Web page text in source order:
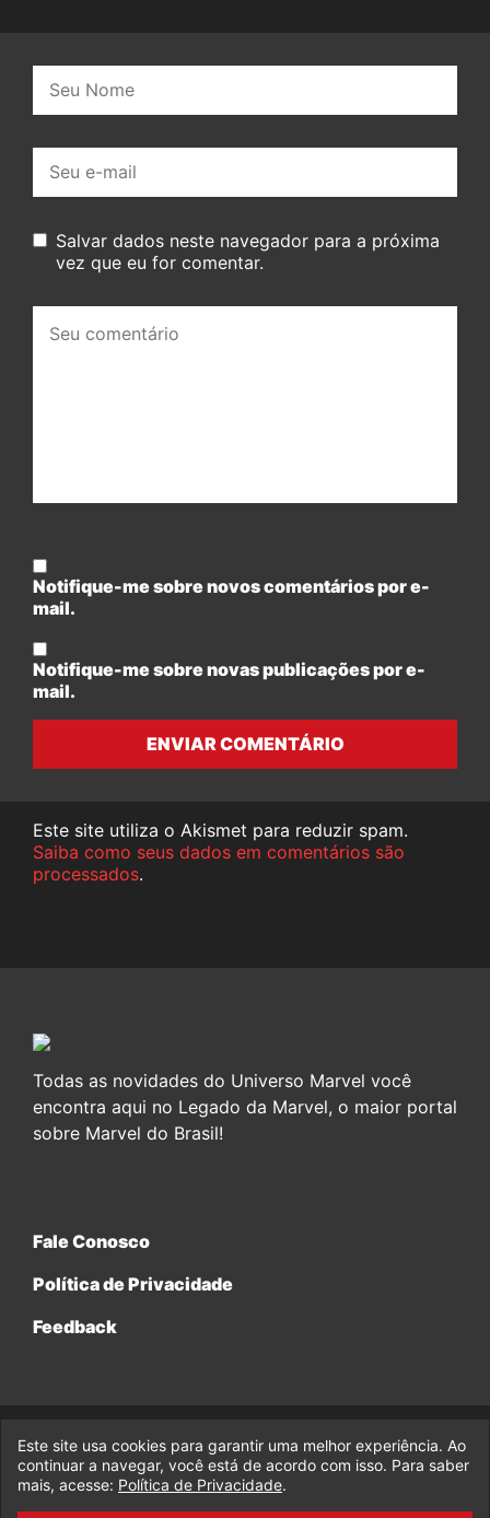
mail:
Salvar dados neste navegador para a próxima
vez que eu for comentar.
comentário:
Notifique-me sobre novos comentários por e-
mail.
Notifique-me sobre novas publicações por e-
mail.
ENVIAR COMENTÁRIO
Este site utiliza o Akismet para reduzir spam.
Saiba como seus dados em comentários são
processados.
Todas as novidades do Universo Marvel você
encontra aqui no Legado da Marvel, o maior portal
sobre Marvel do Brasil!
Fale Conosco
Política de Privacidade
Feedback
© 2017-2026 Legado da Marvel, uma empresa da Legado
Enterprises.
fabiolobo
Este site usa cookies para garantir uma melhor experiência. Ao
continuar a navegar, você está de acordo com isso. Para saber
mais, acesse: Política de Privacidade.